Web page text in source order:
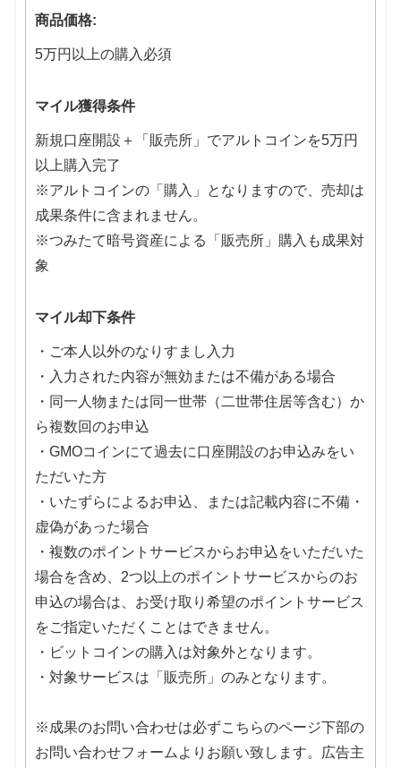
商品価格:
5万円以上の購入必須
マイル獲得条件
新規口座開設＋「販売所」でアルトコインを5万円
以上購入完了
※アルトコインの「購入」となりますので、売却は
成果条件に含まれません。
※つみたて暗号資産による「販売所」購入も成果対
象
マイル却下条件
・ご本人以外のなりすまし入力
・入力された内容が無効または不備がある場合
・同一人物または同一世帯（二世帯住居等含む）か
ら複数回のお申込
・GMOコインにて過去に口座開設のお申込みをい
ただいた方
・いたずらによるお申込、または記載内容に不備・
虚偽があった場合
・複数のポイントサービスからお申込をいただいた
場合を含め、2つ以上のポイントサービスからのお
申込の場合は、お受け取り希望のポイントサービス
をご指定いただくことはできません。
・ビットコインの購入は対象外となります。
・対象サービスは「販売所」のみとなります。
※成果のお問い合わせは必ずこちらのページ下部の
お問い合わせフォームよりお願い致します。広告主